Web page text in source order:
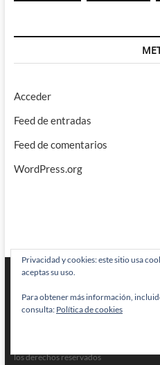
Acceder
Feed de entradas
Feed de comentarios
WordPress.org
los derechos reservados
Privacidad y cookies: este sitio usa
aceptas su uso.
Para obtener más información,
consulta: Política de cookies